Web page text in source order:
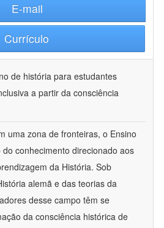
E-mail
Currículo
de história para estudantes
a partir da consciência
uma zona de fronteiras, o Ensino
conhecimento direcionado aos
da História. Sob
alemã e das teorias da
desse campo têm se
da consciência histórica de